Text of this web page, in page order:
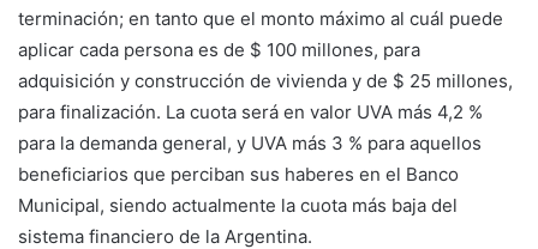
terminación; en tanto que el monto máximo al cuál puede
aplicar cada persona es de $ 100 millones, para
adquisición y construcción de vivienda y de $ 25 millones,
para finalización. La cuota será en valor UVA más 4,2 %
para la demanda general, y UVA más 3 % para aquellos
beneficiarios que perciban sus haberes en el Banco
Municipal, siendo actualmente la cuota más baja del
sistema financiero de la Argentina.